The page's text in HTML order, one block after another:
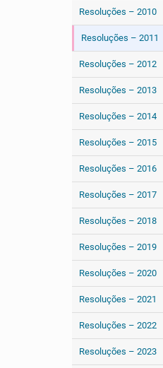
Resoluções – 2010
Resoluções – 2011
Resoluções – 2012
Resoluções – 2013
Resoluções – 2014
Resoluções – 2015
Resoluções – 2016
Resoluções – 2017
Resoluções – 2018
Resoluções – 2019
Resoluções – 2020
Resoluções – 2021
Resoluções – 2022
Resoluções – 2023